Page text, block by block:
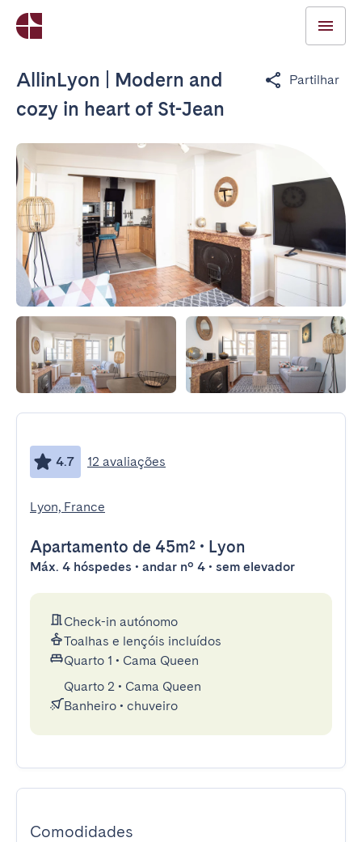
AllinLyon | Modern and
cozy in heart of St-Jean
Partilhar
4.7 12 avaliações
Lyon, France
Apartamento de 45m² • Lyon
Máx. 4 hóspedes • andar nº 4 • sem elevador
Check-in autónomo
Toalhas e lençóis incluídos
Quarto 1 • Cama Queen
Quarto 2 • Cama Queen
Banheiro • chuveiro
Comodidades